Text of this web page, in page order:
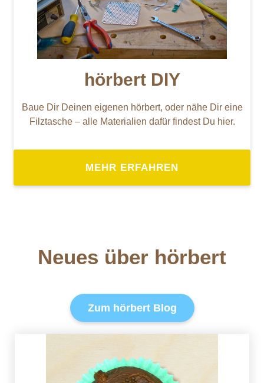
hörbert DIY
Baue Dir Deinen eigenen hörbert, oder nähe Dir eine
Filztasche – alle Materialien dafür findest Du hier.
MEHR ERFAHREN
Neues über hörbert
Zum hörbert Blog